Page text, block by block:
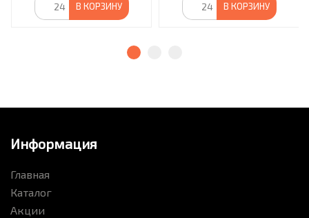
В КОРЗИНУ В КОРЗИНУ
Информация
Главная
Каталог
Акции